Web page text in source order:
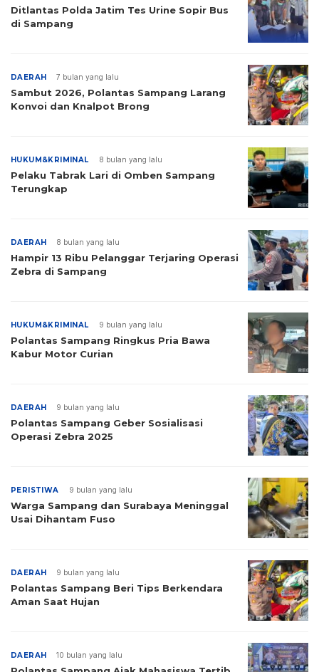
Ditlantas Polda Jatim Tes Urine Sopir Bus
di Sampang
DAERAH 7 bulan yang lalu
Sambut 2026, Polantas Sampang Larang
Konvoi dan Knalpot Brong
HUKUM&KRIMINAL 8 bulan yang lalu
Pelaku Tabrak Lari di Omben Sampang
Terungkap
DAERAH 8 bulan yang lalu
Hampir 13 Ribu Pelanggar Terjaring Operasi
Zebra di Sampang
HUKUM&KRIMINAL 9 bulan yang lalu
Polantas Sampang Ringkus Pria Bawa
Kabur Motor Curian
DAERAH 9 bulan yang lalu
Polantas Sampang Geber Sosialisasi
Operasi Zebra 2025
PERISTIWA 9 bulan yang lalu
Warga Sampang dan Surabaya Meninggal
Usai Dihantam Fuso
DAERAH 9 bulan yang lalu
Polantas Sampang Beri Tips Berkendara
Aman Saat Hujan
DAERAH 10 bulan yang lalu